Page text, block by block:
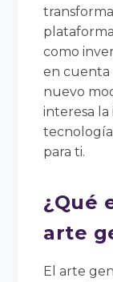
como
en cuenta
nuevo
interesa
para ti.
¿Qué
arte
El arte